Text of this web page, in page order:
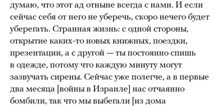
думаю, что этот ад отныне всегда с нами. И если
сейчас себя от него не уберечь, скоро нечего будет
уберегать. Странная жизнь: с одной стороны,
открытие каких-то новых книжных, поездки,
презентации, а с другой — ты постоянно спишь
в одежде, потому что каждую минуту могут
зазвучать сирены. Сейчас уже полегче, а в первые
два месяца [войны в Израиле] нас отчаянно
бомбили, так что мы выбегали [из дома